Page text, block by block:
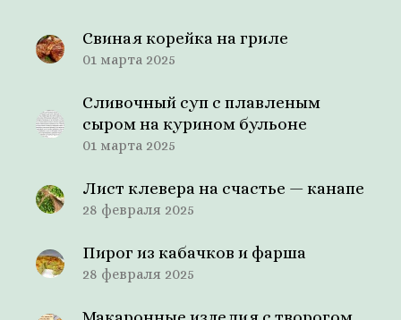
Свиная корейка на гриле
01 марта 2025
Сливочный суп с плавленым
сыром на курином бульоне
01 марта 2025
Лист клевера на счастье — канапе
28 февраля 2025
Пирог из кабачков и фарша
28 февраля 2025